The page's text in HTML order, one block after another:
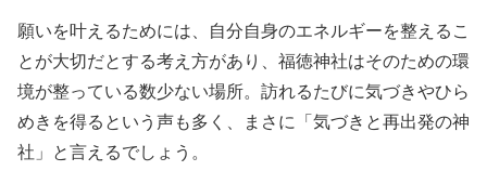
願いを叶えるためには、自分自身のエネルギーを整えるこ
とが大切だとする考え方があり、福徳神社はそのための環
境が整っている数少ない場所。訪れるたびに気づきやひら
めきを得るという声も多く、まさに「気づきと再出発の神
社」と言えるでしょう。